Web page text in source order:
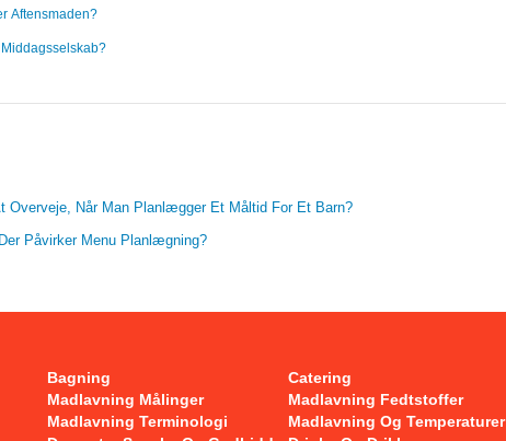
Aftensmaden?
Overveje, Når Man Planlægger Et Måltid For Et Barn?
Påvirker Menu Planlægning?
Bagning Catering
Madlavning Målinger Madlavning Fedtstoffer
Madlavning Terminologi Madlavning Og Temperaturer